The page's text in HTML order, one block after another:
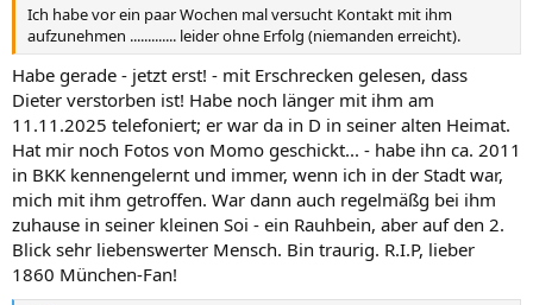
Ich habe vor ein paar Wochen mal versucht Kontakt mit ihm
aufzunehmen ............. leider ohne Erfolg (niemanden erreicht).
Habe gerade - jetzt erst! - mit Erschrecken gelesen, dass
Dieter verstorben ist! Habe noch länger mit ihm am
11.11.2025 telefoniert; er war da in D in seiner alten Heimat.
Hat mir noch Fotos von Momo geschickt... - habe ihn ca. 2011
in BKK kennengelernt und immer, wenn ich in der Stadt war,
mich mit ihm getroffen. War dann auch regelmäßg bei ihm
zuhause in seiner kleinen Soi - ein Rauhbein, aber auf den 2.
Blick sehr liebenswerter Mensch. Bin traurig. R.I.P, lieber
1860 München-Fan!